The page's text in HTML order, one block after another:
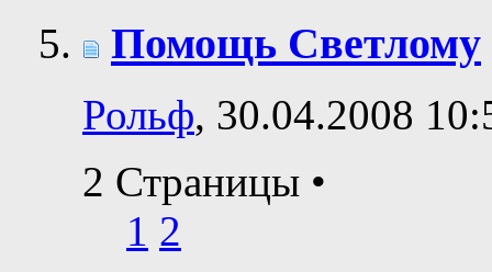
Помощь Светлому
Рольф, 30.04.2008
2 Страницы •
1 2